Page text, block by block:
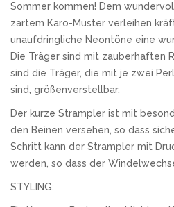
Sommer kommen! Dem
zartem Karo-Muster verleihen
unaufdringliche Neontöne eine
Die Träger sind mit zauberhaften
sind die Träger, die mit je zwei
sind, größenverstellbar.
Der kurze Strampler ist mit
den Beinen versehen, so dass
Schritt kann der Strampler mit
werden, so dass der
STYLING: